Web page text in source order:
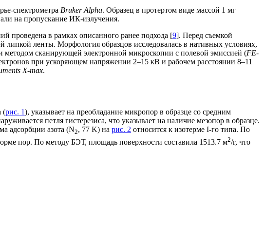
спектрометра Bruker Alpha. Образец в протертом виде массой 1 мг
на пропускание ИК-излучения.
проведена в рамках описанного ранее подхода [9]. Перед съемкой
ленты. Морфология образцов исследовалась в нативных условиях,
методом сканирующей электронной микроскопии с полевой эмиссией (FE-
при ускоряющем напряжении 2–15 кВ и рабочем расстоянии 8–11
X-max.
(рис. 1), указывает на преобладание микропор в образце со средним
петля гистерезиса, что указывает на наличие мезопор в образце.
адсорбции азота (N2, 77 K) на рис. 2 относится к изотерме I-го типа. По
пор. По методу БЭТ, площадь поверхности составила 1513.7 м2/г, что